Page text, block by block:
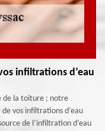
infiltrations d’eau
de la toiture ; notre
vos infiltrations d’eau
de l’infiltration d’eau